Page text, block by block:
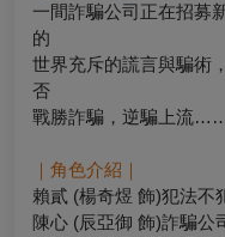
一間詐騙公司正在招募
的
世界充斥的謊言與騙術
否
戰勝詐騙，逆騙上流
｜角色介紹｜
賴貳 (楊奇煜 飾)犯法不
陳心 (辰亞御 飾)詐騙公